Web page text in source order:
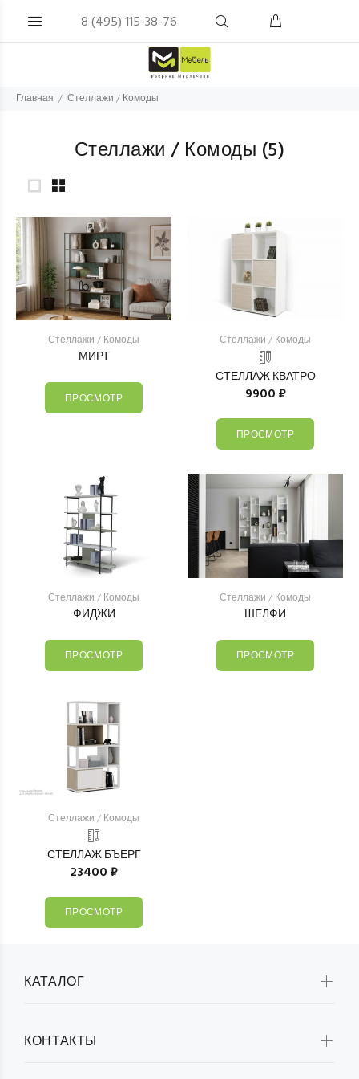
8 (495) 115-38-76
Главная Стеллажи / Комоды
Стеллажи / Комоды (5)
Стеллажи / Комоды
МИРТ
ПРОСМОТР
Стеллажи / Комоды
СТЕЛЛАЖ КВАТРО
9900 ₽
ПРОСМОТР
Стеллажи / Комоды
ФИДЖИ
ПРОСМОТР
Стеллажи / Комоды
ШЕЛФИ
ПРОСМОТР
Стеллажи / Комоды
СТЕЛЛАЖ БЪЕРГ
23400 ₽
ПРОСМОТР
КАТАЛОГ
КОНТАКТЫ